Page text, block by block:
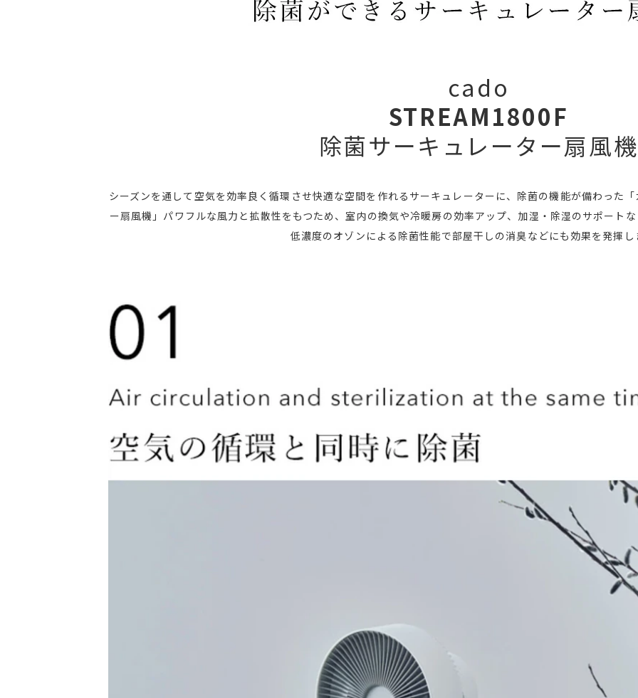
cado
STREAM1800F
除菌サーキュレーター扇風機
シーズンを通して空気を効率良く循環させ快適な空間を作れるサーキュレーターに、除菌の機能が備わった
ー扇風機」パワフルな風力と拡散性をもつため、室内の換気や冷暖房の効率アップ、加湿・除湿のサポート
低濃度のオゾンによる除菌性能で部屋干しの消臭などにも効果を発揮し